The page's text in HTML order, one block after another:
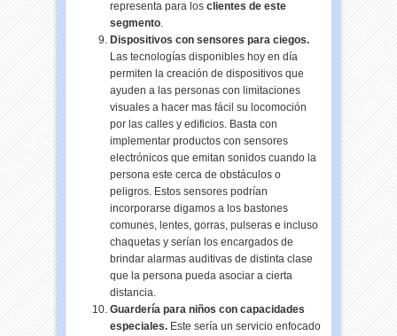
representa para losclientes de este
segmento.
Dispositivos con sensores para ciegos.
Las tecnologías disponibles hoy en día
permiten la creación de dispositivos que
ayuden a las personas con limitaciones
visuales a hacer mas fácil su locomoción
por las calles y edificios. Basta con
implementar productos con sensores
electrónicos que emitan sonidos cuando la
persona este cerca de obstáculos o
peligros. Estos sensores podrían
incorporarse digamos a los bastones
comunes, lentes, gorras, pulseras e incluso
chaquetas y serían los encargados de
brindar alarmas auditivas de distinta clase
que la persona pueda asociar a cierta
distancia.
Guardería para niños con capacidades
especiales. Este sería un servicio enfocado